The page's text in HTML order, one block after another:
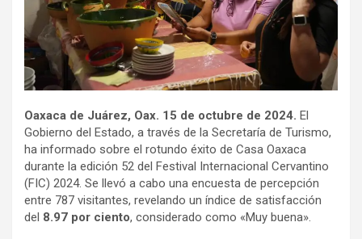
Oaxaca de Juárez, Oax. 15 de octubre de 2024. El
Gobierno del Estado, a través de la Secretaría de Turismo,
ha informado sobre el rotundo éxito de Casa Oaxaca
durante la edición 52 del Festival Internacional Cervantino
(FIC) 2024. Se llevó a cabo una encuesta de percepción
entre 787 visitantes, revelando un índice de satisfacción
del 8.97 por ciento, considerado como «Muy buena».